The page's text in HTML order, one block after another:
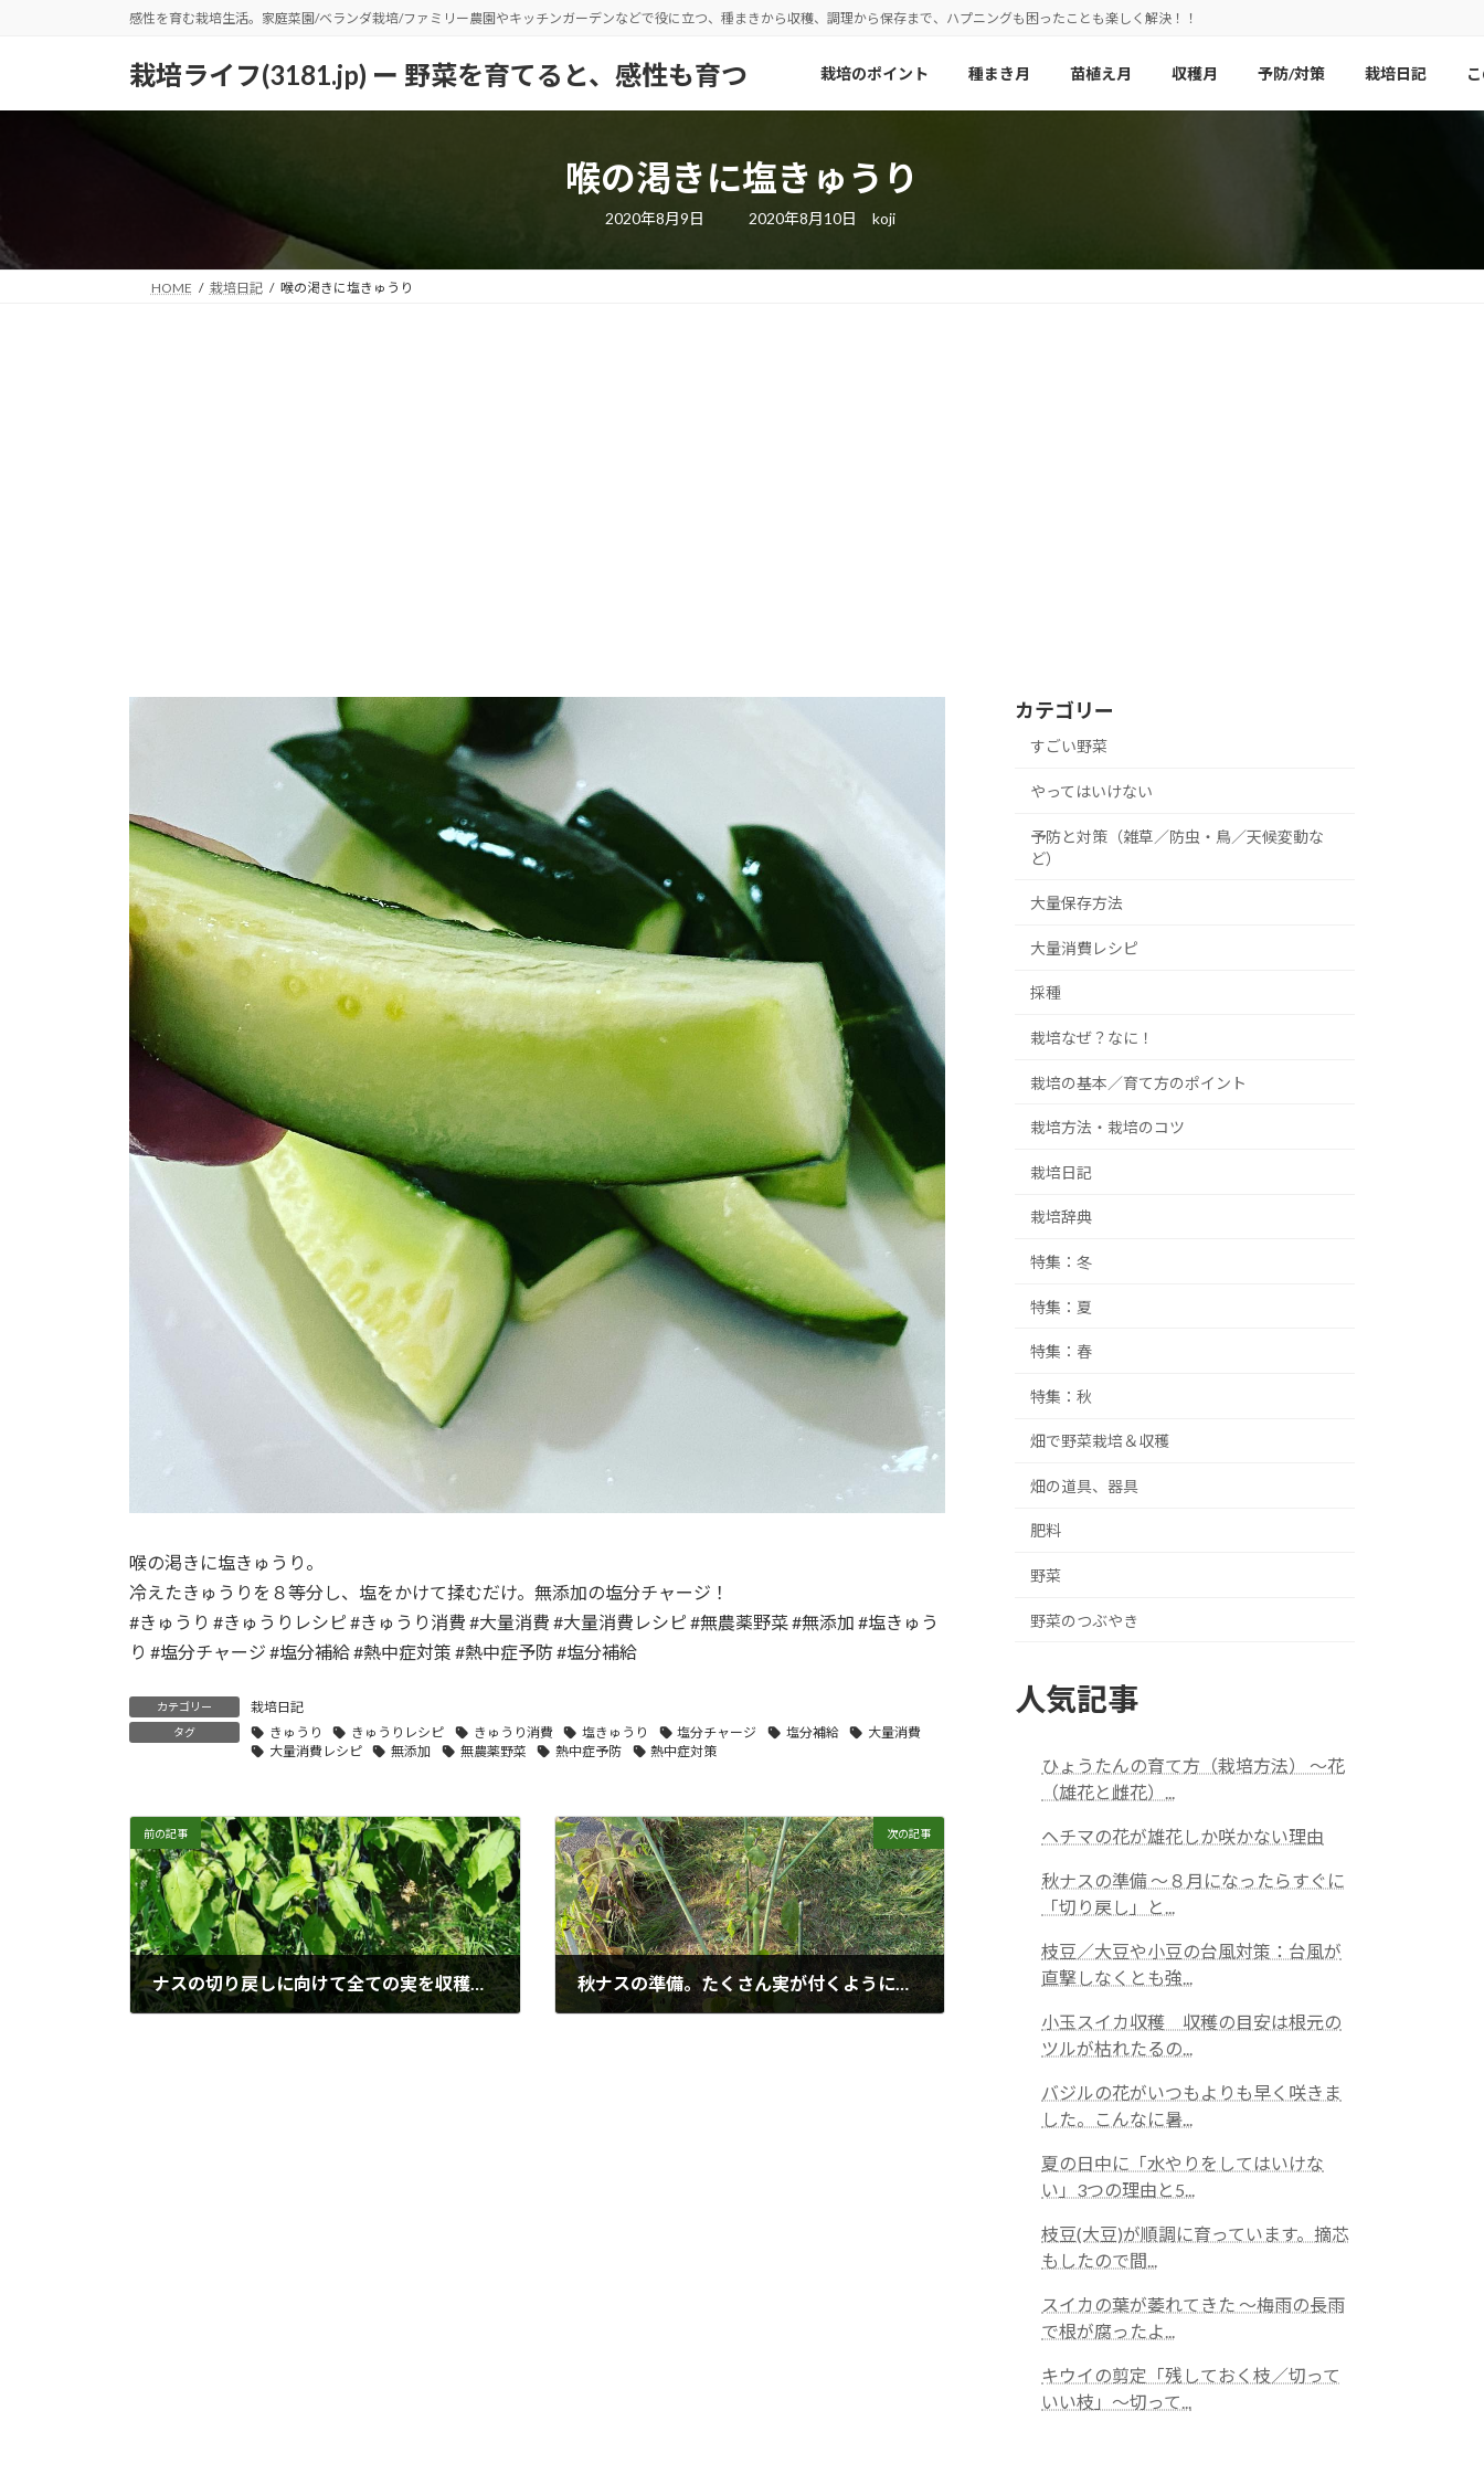
プ
動
感性を育む栽培生活。家庭菜園/ベランダ栽培/ファミリー農園やキッチンガーデンなどで役に立つ、種まきから収穫、調理から保存まで、ハプニングも困ったことも楽しく解決！！
栽培ライフ(3181.jp) ー 野菜を育てると、感性も育つ 栽培のポイント 種まき月 苗植え月 収穫月 予防/対策 栽培日記
喉の渇きに塩きゅうり
2020年8月9日
最
2020年8月10日 koji
HOME 栽培日記 喉の渇きに塩きゅうり
喉の渇きに塩きゅうり。
冷えたきゅうりを８等分し、塩をかけて揉むだけ。無添加の塩分チャージ！
#きゅうり #きゅうりレシピ #きゅうり消費 #大量消費 #大量消費レシピ #無農薬野菜 #無添加 #塩きゅう
り #塩分チャージ #塩分補給 #熱中症対策 #熱中症予防 #塩分補給
カテゴリー 栽培日記
タグ きゅうり きゅうりレシピ きゅうり消費 塩きゅうり 塩分チャージ 塩分補給
大量消費
大量消費レシピ
無添加 無農薬野菜 熱中症予防 熱中症対策
前の記事
ナスの切り戻しに向けて全ての実を収穫。しばらく食卓はナス祭り。
次の記事
秋ナスの準備。たくさん実が付くように→ナスの切り戻しは、8月に入ってからすぐに
カテゴリー
すごい野菜
やってはいけない
予防と対策（雑草／防虫・鳥／天候変動な
ど）
大量保存方法
大量消費レシピ
採種
栽培なぜ？なに！
栽培の基本／育て方のポイント
栽培方法・栽培のコツ
栽培日記
栽培辞典
特集：冬
特集：夏
特集：春
特集：秋
畑で野菜栽培＆収穫
畑の道具、器具
肥料
野菜
野菜のつぶやき
人気記事
ひょうたんの育て方（栽培方法） ～花
（雄花と雌花）...
ヘチマの花が雄花しか咲かない理由
秋ナスの準備 ～８月になったらすぐに
「切り戻し」と...
枝豆／大豆や小豆の台風対策：台風が
直撃しなくとも強...
小玉スイカ収穫 収穫の目安は根元の
ツルが枯れたるの...
バジルの花がいつもよりも早く咲きま
した。こんなに暑...
夏の日中に「水やりをしてはいけな
い」3つの理由と5...
枝豆(大豆)が順調に育っています。摘芯
もしたので間...
スイカの葉が萎れてきた 〜梅雨の長雨
で根が腐ったよ...
キウイの剪定「残しておく枝／切って
いい枝」～切って...